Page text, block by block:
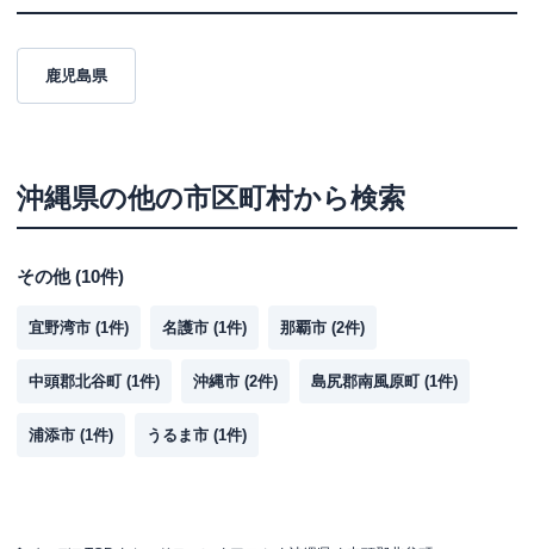
鹿児島県
沖縄県の他の市区町村から検索
その他(10件)
宜野湾市 (1件) 名護市 (1件) 那覇市 (2件)
中頭郡北谷町 (1件) 沖縄市 (2件) 島尻郡南風原町 (1件)
浦添市 (1件) うるま市 (1件)